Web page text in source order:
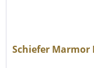
Schiefer Marmor